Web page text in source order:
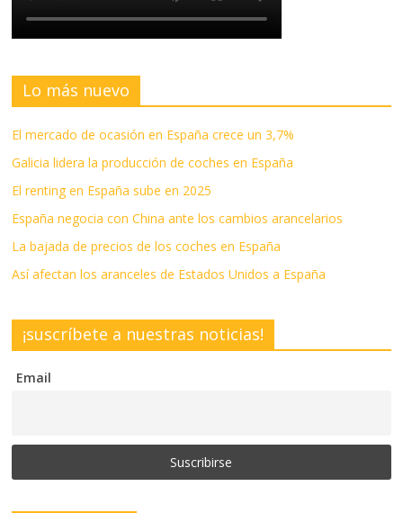
Lo más nuevo
El mercado de ocasión en España crece un 3,7%
Galicia lidera la producción de coches en España
El renting en España sube en 2025
España negocia con China ante los cambios arancelarios
La bajada de precios de los coches en España
Así afectan los aranceles de Estados Unidos a España
¡suscríbete a nuestras noticias!
Email